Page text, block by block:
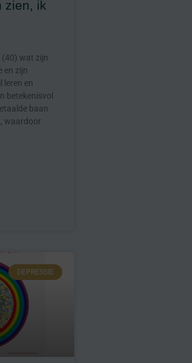
zien, ik
(40) wat zijn
en zijn
leren en
betekenisvol
baan
waardoor
DEPRESSIE